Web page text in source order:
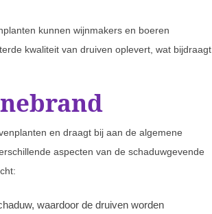
kunnen wijnmakers en boeren
kwaliteit van druiven oplevert, wat bijdraagt
en draagt bij aan de algemene
aspecten van de schaduwgevende
waardoor de druiven worden